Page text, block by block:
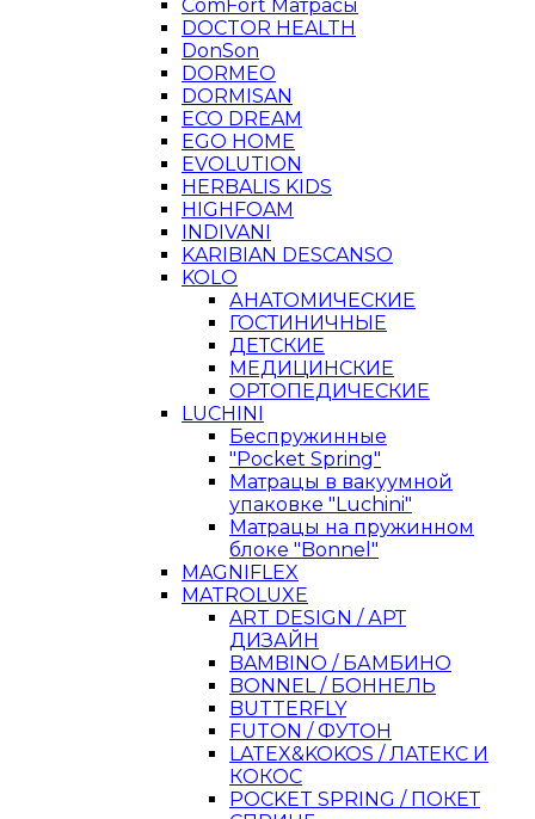
ComFort Матрасы
DOCTOR HEALTH
DonSon
DORMEO
DORMISAN
ECO DREAM
EGO HOME
EVOLUTION
HERBALIS KIDS
HIGHFOAM
INDIVANI
KARIBIAN DESCANSO
KOLO
АНАТОМИЧЕСКИЕ
ГОСТИНИЧНЫЕ
ДЕТСКИЕ
МЕДИЦИНСКИЕ
ОРТОПЕДИЧЕСКИЕ
LUCHINI
Беспружинные
"Pocket Spring"
Матрацы в вакуумной
упаковке "Luchini"
Матрацы на пружинном
блоке "Bonnel"
MAGNIFLEX
MATROLUXE
ART DESIGN / АРТ
ДИЗАЙН
BAMBINO / БАМБИНО
BONNEL / БОННЕЛЬ
BUTTERFLY
FUTON / ФУТОН
LATEX&KOKOS / ЛАТЕКС И
КОКОС
POCKET SPRING / ПОКЕТ